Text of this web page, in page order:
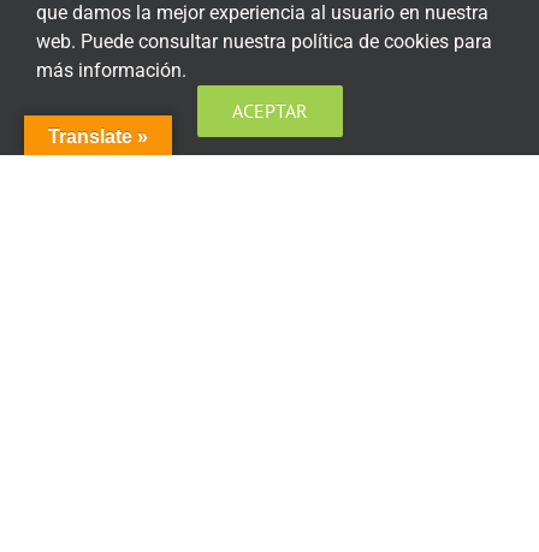
Política de privacidad
Política de privacidad Redes Sociales
Política de cookies
Translate »
que damos la mejor experiencia al usuario en nuestra
web. Puede consultar nuestra política de cookies para
más información.
ACEPTAR